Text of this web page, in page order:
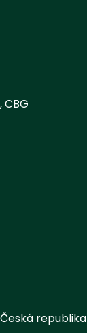
CBG
republika